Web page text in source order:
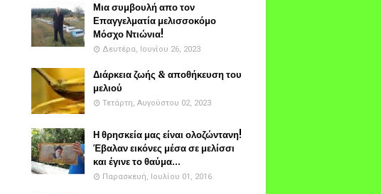
Μια συμβουλή απο τον
Επαγγελματία μελισσοκόμο
Μόσχο Ντιώνια!
Δευτέρα, Ιουνίου 26, 2023
Διάρκεια ζωής & αποθήκευση του
μελιού
Τετάρτη, Αυγούστου 02, 2023
Η θρησκεία μας είναι ολοζώντανη!
Έβαλαν εικόνες μέσα σε μελίσσι
και έγινε το θαύμα...
Παρασκευή, Ιουλίου 01, 2016